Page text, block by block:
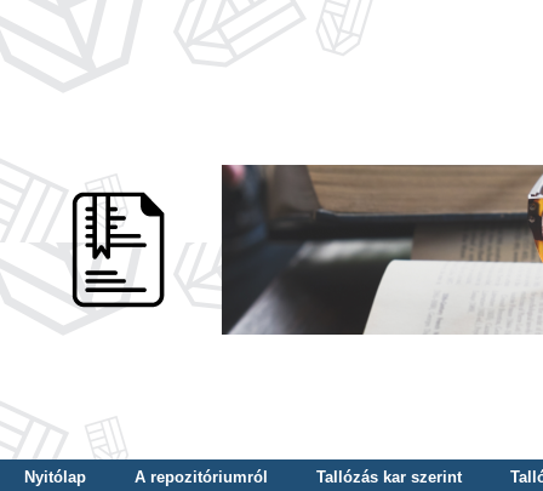
Nyitólap A repozitóriumról Tallózás kar szerint